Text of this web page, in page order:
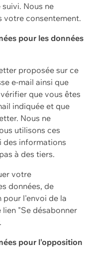
Nous ne
votre consentement.
pour les données
proposée sur ce
e-mail ainsi que
que vous êtes
indiquée et que
Nous ne
utilisons ces
des informations
à des tiers.
votre
données, de
pour l'envoi de la
lien "Se désabonner
pour l'opposition